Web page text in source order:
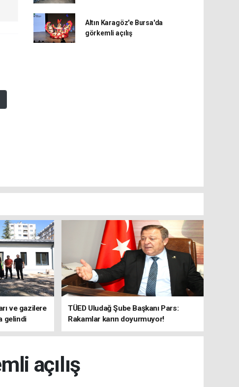
Altın Karagöz'e Bursa'da
görkemli açılış
ve gazilere
gelindi
TÜED Uludağ Şube Başkanı Pars:
Rakamlar karın doyurmuyor!
açılış